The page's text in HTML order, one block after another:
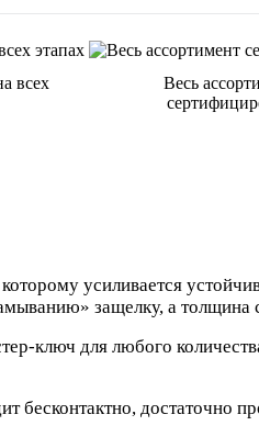
всех
Весь
усиливается
защелку, а толщина
ключ для любого
бесконтактно, достаточно